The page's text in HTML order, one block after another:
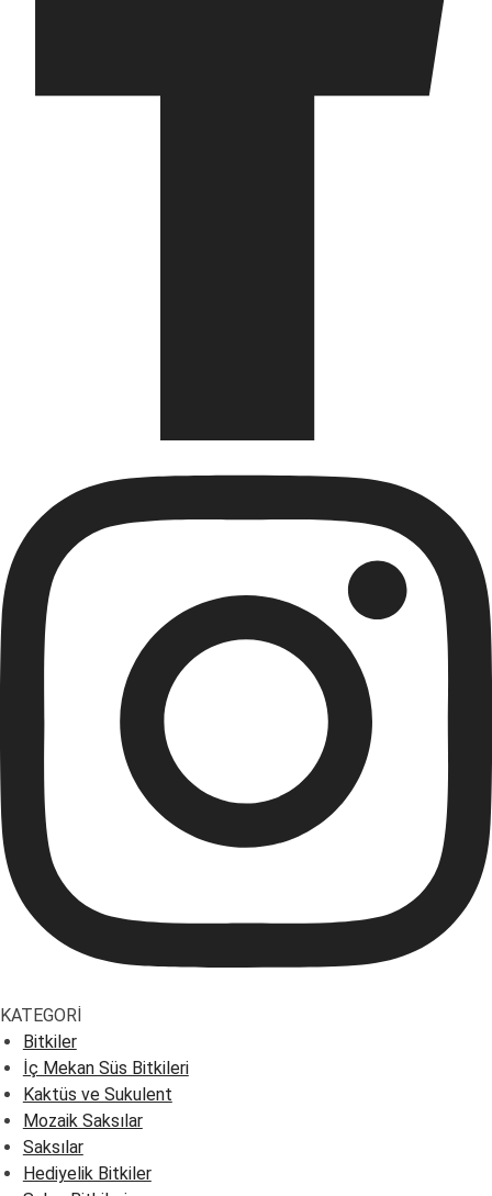
KATEGORİ
Bitkiler
İç Mekan Süs Bitkileri
Kaktüs ve Sukulent
Mozaik Saksılar
Saksılar
Hediyelik Bitkiler